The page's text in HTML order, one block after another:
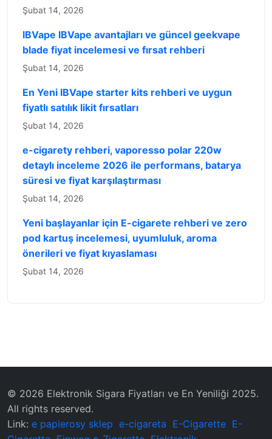
Şubat 14, 2026
IBVape IBVape avantajları ve güncel geekvape
blade fiyat incelemesi ve fırsat rehberi
Şubat 14, 2026
En Yeni IBVape starter kits rehberi ve uygun
fiyatlı satılık likit fırsatları
Şubat 14, 2026
e-cigarety rehberi, vaporesso polar 220w
detaylı inceleme 2026 ile performans, batarya
süresi ve fiyat karşılaştırması
Şubat 14, 2026
Yeni başlayanlar için E-cigarete rehberi ve zero
pod kartuş incelemesi, uyumluluk, aroma
önerileri ve fiyat kıyaslaması
Şubat 14, 2026
© 2026 Elektronik Sigara Fiyatları ve En Yeniliği 2025.
All rights reserved.
Link: e papierosy sklep e-cigareta E-Cigarette E-